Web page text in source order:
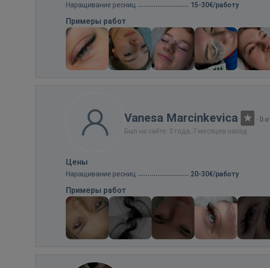
Наращивание ресниц 15-30€/работу
Примеры работ
Vanesa Marcinkevica · 0
Был на сайте: 3 года, 7 месяцев назад
Цены
Наращивание ресниц 20-30€/работу
Примеры работ